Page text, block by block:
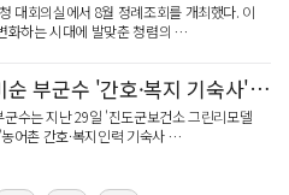
대회의실에서 8월 정례조회를 개최했다. 이
화하는 시대에 발맞춘 청렴의 …
진도군 김미순 부군수 '간호·복지 기숙사' 현장 안전 점검
수는 지난 29일 '진도군보건소 그린리모델
어촌 간호·복지인력 기숙사 …